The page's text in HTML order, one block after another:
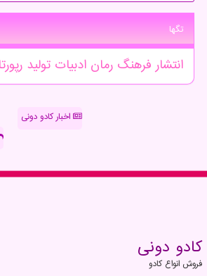
تگها
انتشار فرهنگ رمان ادبیات تولید
اخبار کادو دونی
كادو دونی
فروش انواع کادو